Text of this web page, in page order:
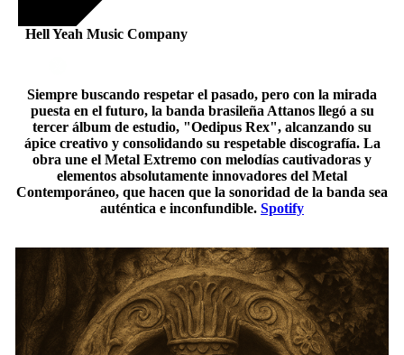
Hell Yeah Music Company
Siempre buscando respetar el pasado, pero con la mirada
puesta en el futuro, la banda brasileña Attanos llegó a su
tercer álbum de estudio, "Oedipus Rex", alcanzando su
ápice creativo y consolidando su respetable discografía. La
obra une el Metal Extremo con melodías cautivadoras y
elementos absolutamente innovadores del Metal
Contemporáneo, que hacen que la sonoridad de la banda sea
auténtica e inconfundible. Spotify